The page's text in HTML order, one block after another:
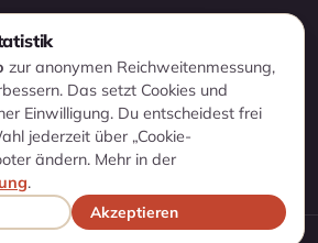
vorbehalten.
zur anonymen Reichweitenmessung,
Das setzt Cookies und
Einwilligung. Du entscheidest frei
jederzeit über „Cookie-
ändern. Mehr in der
.
Akzeptieren